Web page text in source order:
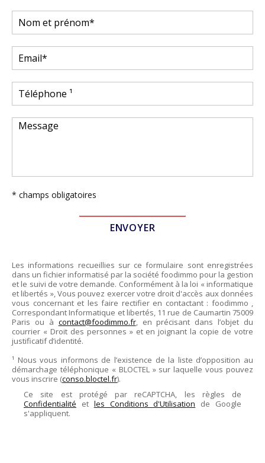
* champs obligatoires
Les informations recueillies sur ce formulaire sont enregistrées
dans un fichier informatisé par la société foodimmo pour la gestion
et le suivi de votre demande. Conformément à la loi « informatique
et libertés », Vous pouvez exercer votre droit d'accès aux données
vous concernant et les faire rectifier en contactant : foodimmo ,
Correspondant Informatique et libertés, 11 rue de Caumartin 75009
Paris ou à contact@foodimmo.fr, en précisant dans l’objet du
courrier « Droit des personnes » et en joignant la copie de votre
justificatif d’identité.
¹ Nous vous informons de l’existence de la liste d’opposition au
démarchage téléphonique « BLOCTEL » sur laquelle vous pouvez
vous inscrire (conso.bloctel.fr).
Ce site est protégé par reCAPTCHA, les règles de
Confidentialité et les Conditions d'Utilisation de Google
s'appliquent.